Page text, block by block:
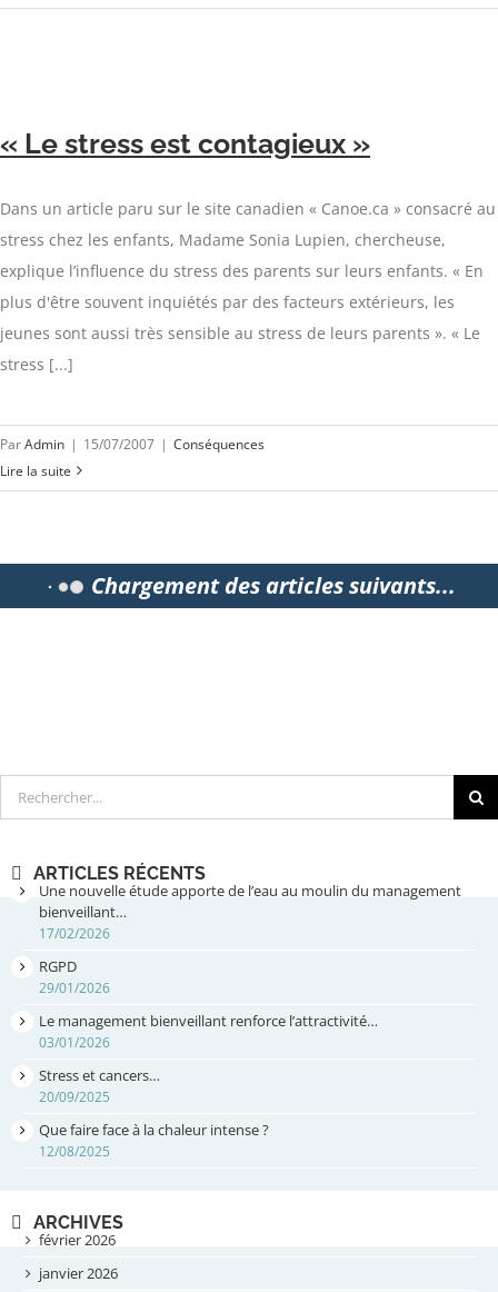
« Le stress est contagieux »
Dans un article paru sur le site canadien « Canoe.ca » consacré au
stress chez les enfants, Madame Sonia Lupien, chercheuse,
explique l’influence du stress des parents sur leurs enfants. « En
plus d'être souvent inquiétés par des facteurs extérieurs, les
jeunes sont aussi très sensible au stress de leurs parents ». « Le
stress [...]
ParAdmin | 15/07/2007 | Conséquences
Lire la suite
Chargement des articles suivants...
Rechercher
ARTICLES RÉCENTS
Une nouvelle étude apporte de l’eau au moulin du management
bienveillant…
17/02/2026
RGPD
29/01/2026
Le management bienveillant renforce l’attractivité…
03/01/2026
Stress et cancers…
20/09/2025
Que faire face à la chaleur intense ?
12/08/2025
ARCHIVES
février 2026
janvier 2026